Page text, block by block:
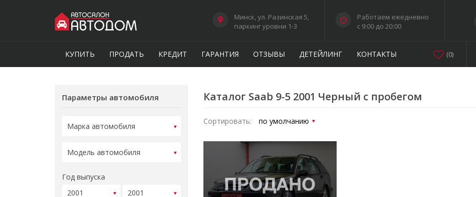
Минск, ул. Разинская 5,
паркинг уровни 1-3
Работаем ежедневно
c 9:00 до 20:00
КУПИТЬ ПРОДАТЬ КРЕДИТ ГАРАНТИЯ ОТЗЫВЫ ДЕТЕЙЛИНГ КОНТАКТЫ (0)
Параметры автомобиля
Год выпуска
Каталог Saab 9-5 2001 Черный с пробегом
Сортировать: